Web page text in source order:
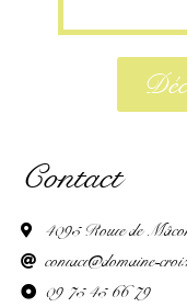
Contact
4095 Route de
contact@domaine-
09 75 45 66 79